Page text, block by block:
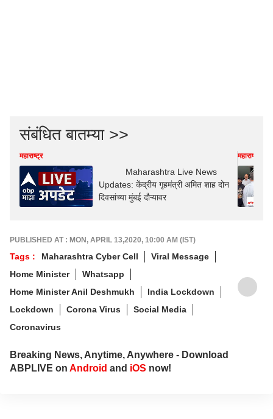
संबंधित बातम्या >>
महाराष्ट्र
Maharashtra Live News
Updates: केंद्रीय गृहमंत्री अमित शाह दोन
दिवसांच्या मुंबई दौऱ्यावर
महाराष्ट्र
PUBLISHED AT : MON, APRIL 13,2020, 10:00 AM (IST)
Tags : Maharashtra Cyber Cell
Viral Message
Home Minister
Whatsapp
Home Minister Anil Deshmukh
India Lockdown
Lockdown
Corona Virus
Social Media
Coronavirus
Breaking News, Anytime, Anywhere - Download
ABPLIVE on Android and iOS now!